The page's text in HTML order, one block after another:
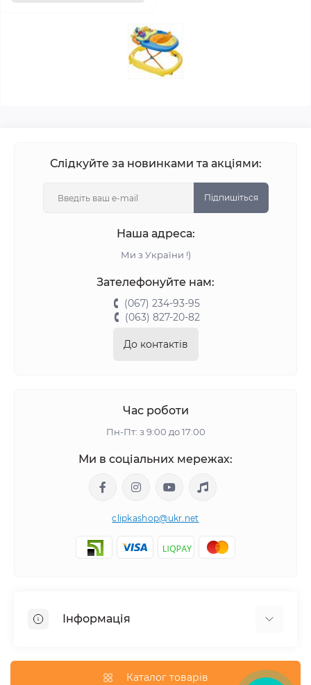
Слідкуйте за новинками та акціями:
Підпишіться
Наша адреса:
Ми з України !)
Зателефонуйте нам:
(067) 234-93-95
(063) 827-20-82
До контактів
Час роботи
Пн-Пт: з 9:00 до 17:00
Ми в соціальних мережах:
clipkashop@ukr.net
Інформація
Каталог товарів